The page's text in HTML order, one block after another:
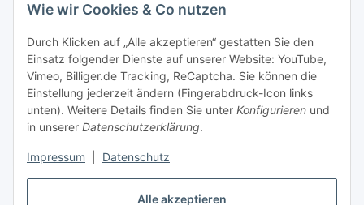
Alle akzeptieren
Wie wir Cookies & Co nutzen
Durch Klicken auf „Alle akzeptieren“ gestatten Sie den
Einsatz folgender Dienste auf unserer Website: YouTube,
Vimeo, Billiger.de Tracking, ReCaptcha. Sie können die
Einstellung jederzeit ändern (Fingerabdruck-Icon links
unten). Weitere Details finden Sie unter Konfigurieren und
in unserer Datenschutzerklärung.
Impressum Datenschutz
Beliebte Kategorien
Kompressionsversorgung